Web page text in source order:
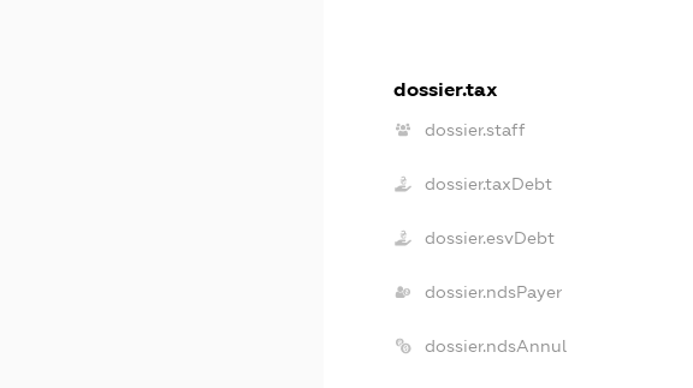
dossier.tax
dossier.staff
dossier.taxDebt
dossier.esvDebt
dossier.ndsPayer
dossier.ndsAnnul